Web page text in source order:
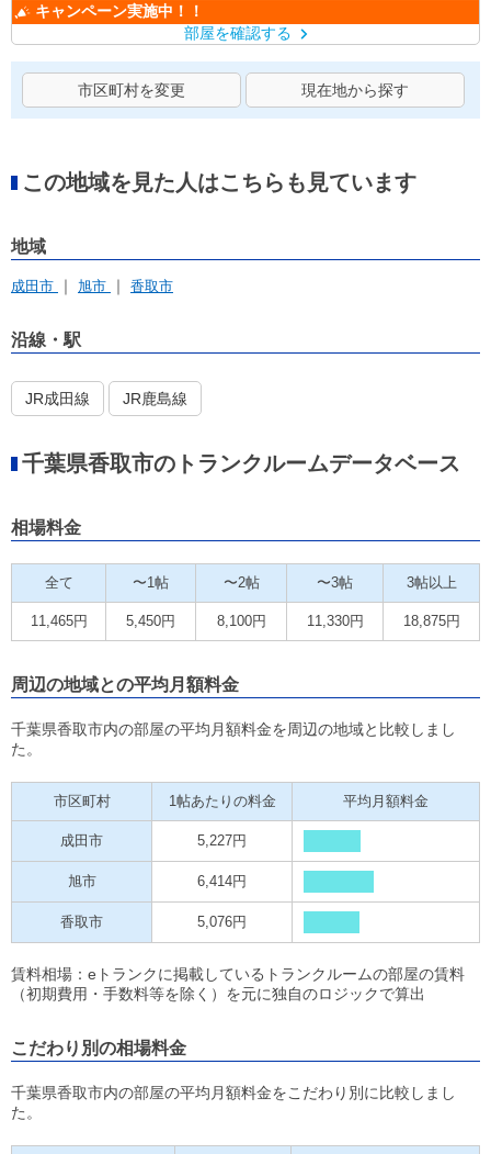
キャンペーン実施中！！
部屋を確認する
市区町村を変更 現在地から探す
この地域を見た人はこちらも見ています
地域
成田市 旭市 香取市
沿線・駅
JR成田線 JR鹿島線
千葉県香取市のトランクルームデータベース
相場料金
全て 〜1帖 〜2帖 〜3帖 3帖以上
11,465円 5,450円 8,100円 11,330円 18,875円
周辺の地域との平均月額料金
千葉県香取市内の部屋の平均月額料金を周辺の地域と比較しまし
た。
市区町村 1帖あたりの料金 平均月額料金
成田市 5,227円
旭市 6,414円
香取市 5,076円
賃料相場：eトランクに掲載しているトランクルームの部屋の賃料
（初期費用・手数料等を除く）を元に独自のロジックで算出
こだわり別の相場料金
千葉県香取市内の部屋の平均月額料金をこだわり別に比較しまし
た。